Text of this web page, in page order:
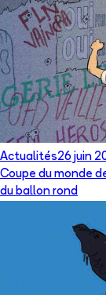
Actualités26 juin
Coupe du monde
du ballon rond